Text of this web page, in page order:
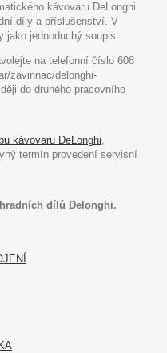
kávovaru DeLonghi
díly a příslušenství. V
jako jednoduchý soupis.
na telefonní číslo 608
zavinnac/delonghi-
do druhého pracovního
kávovaru DeLonghi,
termín provedení servisní
dílů Delonghi.